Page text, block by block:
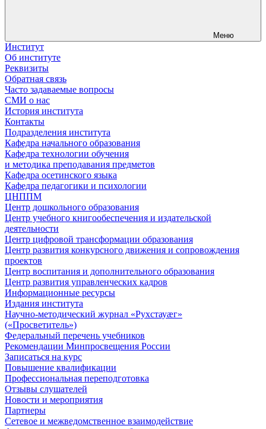
Меню
Институт
Об институте
Реквизиты
Обратная связь
Часто задаваемые вопросы
СМИ о нас
История института
Контакты
Подразделения института
Кафедра начального образования
Кафедра технологии обучения
и методика преподавания предметов
Кафедра осетинского языка
Кафедра педагогики и психологии
ЦНППМ
Центр дошкольного образования
Центр учебного книгообеспечения и издательской
деятельности
Центр цифровой трансформации образования
Центр развития конкурсного движения и сопровождения
проектов
Центр воспитания и дополнительного образования
Центр развития управленческих кадров
Информационные ресурсы
Издания института
Научно-методический журнал «Рухстауæг»
(«Просветитель»)
Федеральный перечень учебников
Рекомендации Минпросвещения России
Записаться на курс
Повышение квалификации
Профессиональная переподготовка
Отзывы слушателей
Новости и мероприятия
Партнеры
Сетевое и межведомственное взаимодействие